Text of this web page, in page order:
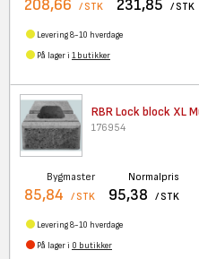
208,66 / STK 231,85 / STK
Levering 8-10 hverdage
På lager i 1 butikker
RBR Lock block XL
176954
Bygmaster
85,84 / STK
Normalpris
95,38 / STK
Levering 8-10 hverdage
På lager i 0 butikker